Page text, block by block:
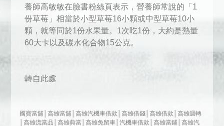
養師高敏敏在臉書粉絲頁表示，營養師常說的「1
份草莓」相當於小型草莓16小顆或中型草莓10小
顆，就等同於1份水果量。1次吃1份，大約是熱量
60大卡以及碳水化合物15公克。
轉自此處
國寶當舖│高雄當舖│高雄汽機車借款│高雄借錢│高雄借款│高雄週轉
│高雄流當品│高雄典當│高雄免留車│汽機車借款│高雄當鋪│高雄汽